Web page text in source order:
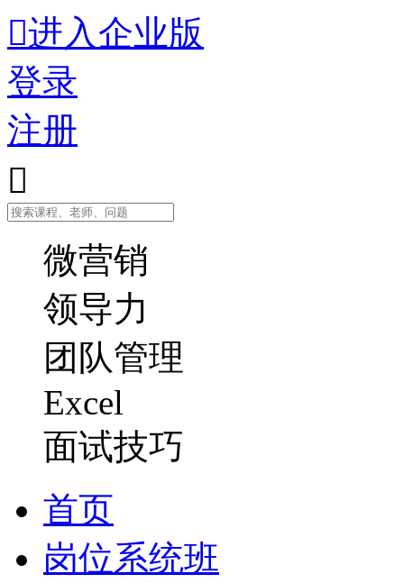
进入企业版
登录
注册

微营销
领导力
团队管理
Excel
面试技巧
首页
岗位系统班